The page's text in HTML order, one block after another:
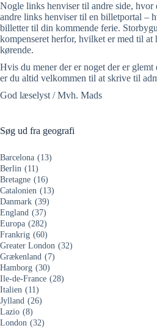
Nogle links henviser til andre side, hvor
andre links henviser til en billetportal –
billetter til din kommende ferie.
kompenseret herfor, hvilket er med til
kørende.
Hvis du mener der er noget der er glemt
er du altid velkommen til at skrive til
God læselyst / Mvh. Mads
Søg ud fra geografi
Barcelona (13)
Berlin (11)
Bretagne (16)
Catalonien (13)
Danmark (39)
England (37)
Europa (282)
Frankrig (60)
Greater London (32)
Grækenland (7)
Hamborg (30)
Ile-de-France (28)
Italien (11)
Jylland (26)
Lazio (8)
London (32)